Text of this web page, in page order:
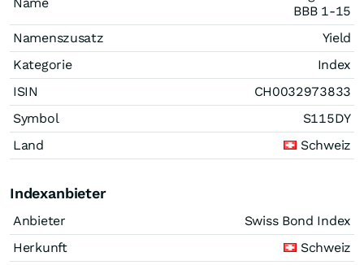
BBB 1-15
Namenszusatz
Yield
Kategorie
Index
ISIN
CH0032973833
Symbol
S115DY
Land
Schweiz
Indexanbieter
Anbieter
Swiss Bond Index
Herkunft
Schweiz